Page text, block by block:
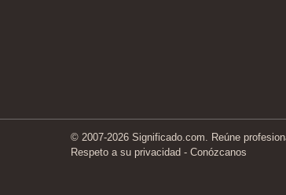
© 2007-2026 Significado.com. Reúne
Respeto a su privacidad - Conózcanos